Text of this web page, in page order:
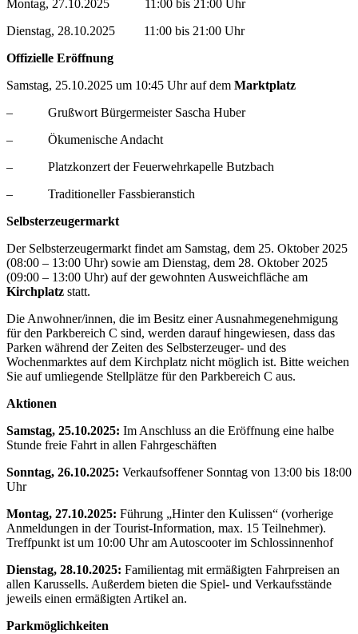
Montag, 27.10.2025 11:00 bis 21:00 Uhr
Dienstag, 28.10.2025 11:00 bis 21:00 Uhr
Offizielle Eröffnung
Samstag, 25.10.2025 um 10:45 Uhr auf dem Marktplatz
– Grußwort Bürgermeister Sascha Huber
– Ökumenische Andacht
– Platzkonzert der Feuerwehrkapelle Butzbach
– Traditioneller Fassbieranstich
Selbsterzeugermarkt
Der Selbsterzeugermarkt findet am Samstag, dem 25. Oktober 2025
(08:00 – 13:00 Uhr) sowie am Dienstag, dem 28. Oktober 2025
(09:00 – 13:00 Uhr) auf der gewohnten Ausweichfläche am
Kirchplatz statt.
Die Anwohner/innen, die im Besitz einer Ausnahmegenehmigung
für den Parkbereich C sind, werden darauf hingewiesen, dass das
Parken während der Zeiten des Selbsterzeuger- und des
Wochenmarktes auf dem Kirchplatz nicht möglich ist. Bitte weichen
Sie auf umliegende Stellplätze für den Parkbereich C aus.
Aktionen
Samstag, 25.10.2025: Im Anschluss an die Eröffnung eine halbe
Stunde freie Fahrt in allen Fahrgeschäften
Sonntag, 26.10.2025: Verkaufsoffener Sonntag von 13:00 bis 18:00
Uhr
Montag, 27.10.2025: Führung „Hinter den Kulissen“ (vorherige
Anmeldungen in der Tourist-Information, max. 15 Teilnehmer).
Treffpunkt ist um 10:00 Uhr am Autoscooter im Schlossinnenhof
Dienstag, 28.10.2025: Familientag mit ermäßigten Fahrpreisen an
allen Karussells. Außerdem bieten die Spiel- und Verkaufsstände
jeweils einen ermäßigten Artikel an.
Parkmöglichkeiten